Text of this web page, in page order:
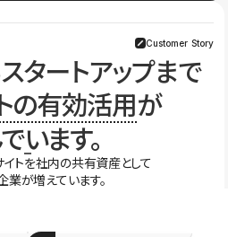
Customer Story
タートアップまで
の有効活用が
います。
イトを社内の共有資産として
業が増えています。